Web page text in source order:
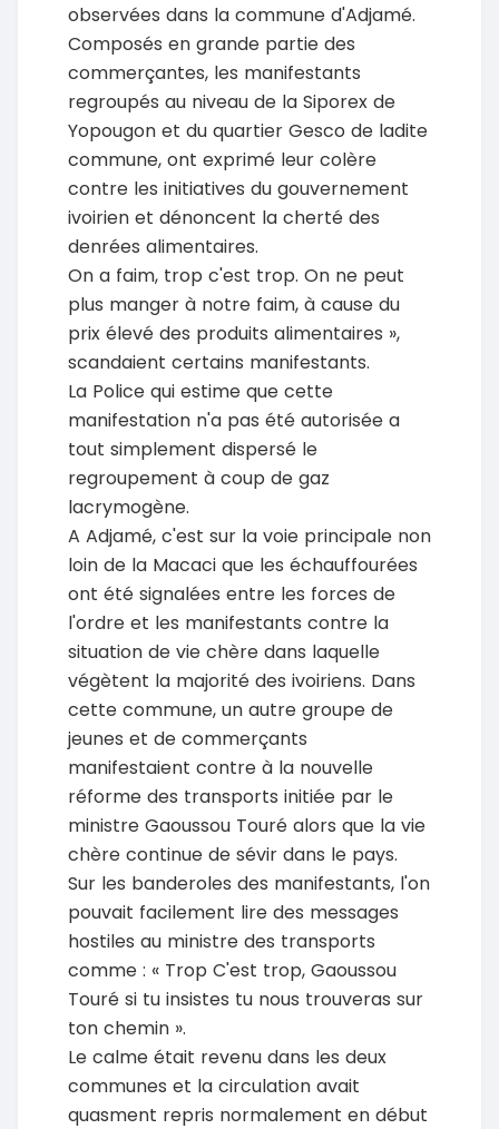
observées dans la commune d'Adjamé.
Composés en grande partie des
commerçantes, les manifestants
regroupés au niveau de la Siporex de
Yopougon et du quartier Gesco de ladite
commune, ont exprimé leur colère
contre les initiatives du gouvernement
ivoirien et dénoncent la cherté des
denrées alimentaires.
On a faim, trop c'est trop. On ne peut
plus manger à notre faim, à cause du
prix élevé des produits alimentaires »,
scandaient certains manifestants.
La Police qui estime que cette
manifestation n'a pas été autorisée a
tout simplement dispersé le
regroupement à coup de gaz
lacrymogène.
A Adjamé, c'est sur la voie principale non
loin de la Macaci que les échauffourées
ont été signalées entre les forces de
l'ordre et les manifestants contre la
situation de vie chère dans laquelle
végètent la majorité des ivoiriens. Dans
cette commune, un autre groupe de
jeunes et de commerçants
manifestaient contre à la nouvelle
réforme des transports initiée par le
ministre Gaoussou Touré alors que la vie
chère continue de sévir dans le pays.
Sur les banderoles des manifestants, l'on
pouvait facilement lire des messages
hostiles au ministre des transports
comme : « Trop C'est trop, Gaoussou
Touré si tu insistes tu nous trouveras sur
ton chemin ».
Le calme était revenu dans les deux
communes et la circulation avait
quasment repris normalement en début